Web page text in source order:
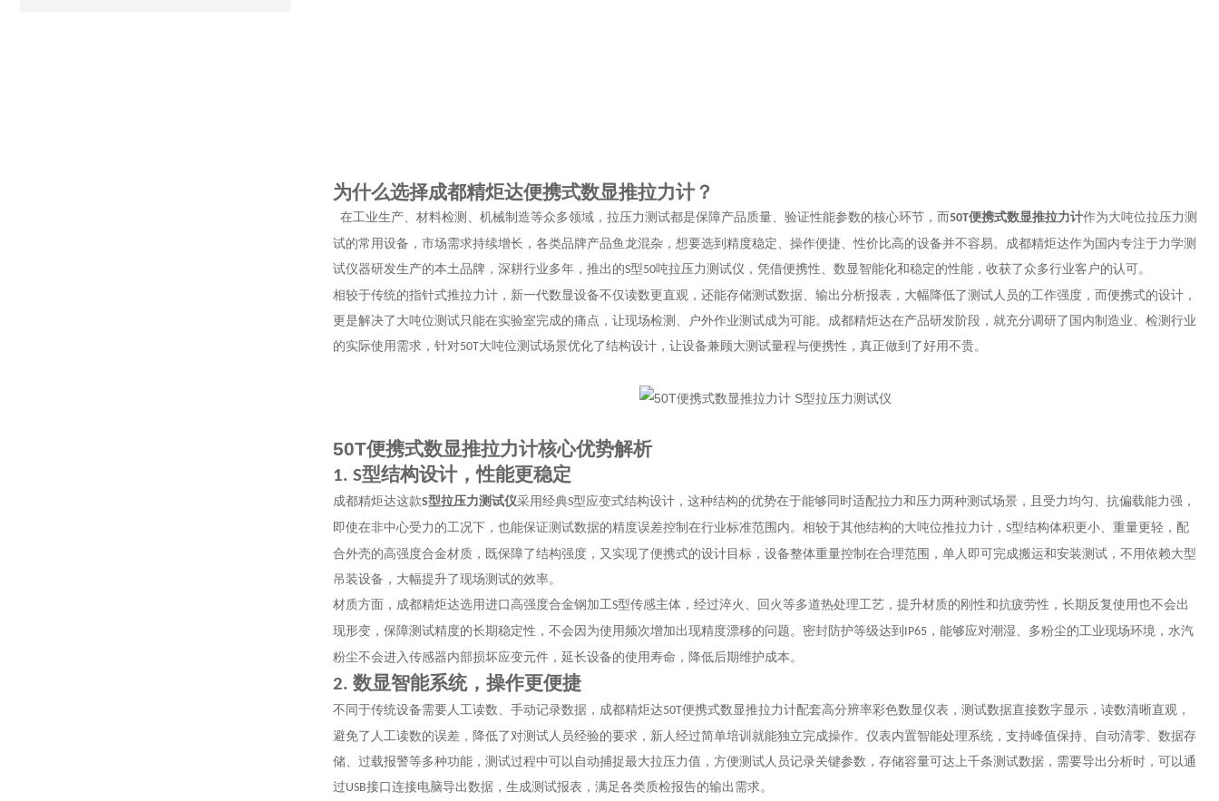
为什么选择成都精炬达便携式数显推拉力计？
在工业生产、材料检测、机械制造等众多领域，拉压力测试都是保障产品质量、验证性能参数的核心环节，而50T便携式数显推拉力计作为大吨位拉压力测
试的常用设备，市场需求持续增长，各类品牌产品鱼龙混杂，想要选到精度稳定、操作便捷、性价比高的设备并不容易。成都精炬达作为国内专注于力学测
试仪器研发生产的本土品牌，深耕行业多年，推出的S型50吨拉压力测试仪，凭借便携性、数显智能化和稳定的性能，收获了众多行业客户的认可。
相较于传统的指针式推拉力计，新一代数显设备不仅读数更直观，还能存储测试数据、输出分析报表，大幅降低了测试人员的工作强度，而便携式的设计，
更是解决了大吨位测试只能在实验室完成的痛点，让现场检测、户外作业测试成为可能。成都精炬达在产品研发阶段，就充分调研了国内制造业、检测行业
的实际使用需求，针对50T大吨位测试场景优化了结构设计，让设备兼顾大测试量程与便携性，真正做到了好用不贵。
50T便携式数显推拉力计核心优势解析
1. S型结构设计，性能更稳定
成都精炬达这款S型拉压力测试仪采用经典S型应变式结构设计，这种结构的优势在于能够同时适配拉力和压力两种测试场景，且受力均匀、抗偏载能力强，
即使在非中心受力的工况下，也能保证测试数据的精度误差控制在行业标准范围内。相较于其他结构的大吨位推拉力计， S型结构体积更小、重量更轻，配
合外壳的高强度合金材质，既保障了结构强度，又实现了便携式的设计目标，设备整体重量控制在合理范围，单人即可完成搬运和安装测试，不用依赖大型
吊装设备，大幅提升了现场测试的效率。
材质方面，成都精炬达选用进口高强度合金钢加工S型传感主体，经过淬火、回火等多道热处理工艺，提升材质的刚性和抗疲劳性，长期反复使用也不会出
现形变，保障测试精度的长期稳定性，不会因为使用频次增加出现精度漂移的问题。密封防护等级达到 IP65，能够应对潮湿、多粉尘的工业现场环境，水汽
粉尘不会进入传感器内部损坏应变元件，延长设备的使用寿命，降低后期维护成本。
2. 数显智能系统，操作更便捷
不同于传统设备需要人工读数、手动记录数据，成都精炬达50T便携式数显推拉力计配套高分辨率彩色数显仪表，测试数据直接数字显示，读数清晰直观，
避免了人工读数的误差，降低了对测试人员经验的要求，新人经过简单培训就能独立完成操作。仪表内置智能处理系统，支持峰值保持、自动清零、数据存
储、过载报警等多种功能，测试过程中可以自动捕捉最大拉压力值，方便测试人员记录关键参数，存储容量可达上千条测试数据，需要导出分析时，可以通
过USB接口连接电脑导出数据，生成测试报表，满足各类质检报告的输出需求。